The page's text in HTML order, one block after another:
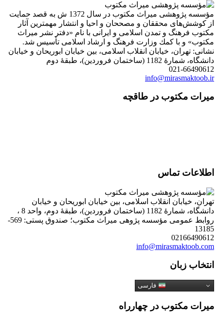
مؤسسه پژوهشی میراث مكتوب در سال 1372 ش به قصد حمایت
از كوشش‌های محققان و مصححان و احیا و انتشار مهمترین آثار
مكتوب فرهنگ و تمدن اسلامی و ایرانی با نام «دفتر نشر میراث
مكتوب» و با كمك وزارت فرهنگ و ارشاد اسلامی تأسیس شد.
نشانی: تهران، خیابان انقلاب اسلامی، بین خیابان ابوریحان و خیابان
دانشگاه، شمارۀ 1182 (ساختمان فروردین)، طبقۀ دوم
021-66490612
info@mirasmaktoob.ir
میرات مکتوب در طاقچه
اطلاعات تماس
تهران، خیابان انقلاب اسلامی، بین خیابان ابوریحان و خیابان
دانشگاه، شمارۀ 1182 (ساختمان فروردین)، طبقۀ دوم، واحد 8 ،
روابط عمومی مؤسسه پژوهی میراث مکتوب؛ صندوق پستی: 569-
13185
02166490612
info@mirasmaktoob.com
انتخاب زبان
فارسی
میرات مکتوب در چهارراه